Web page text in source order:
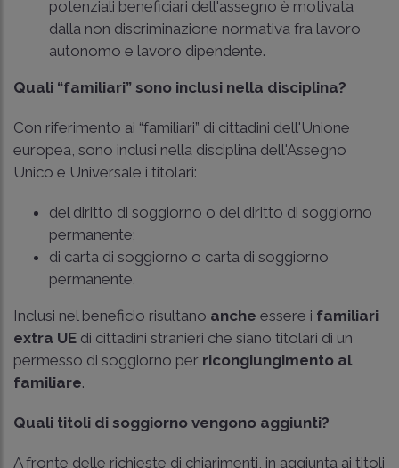
potenziali beneficiari dell'assegno è motivata
dalla non discriminazione normativa fra lavoro
autonomo e lavoro dipendente.
Quali “familiari” sono inclusi nella disciplina?
Con riferimento ai “familiari” di cittadini dell'Unione
europea, sono inclusi nella disciplina dell'Assegno
Unico e Universale i titolari:
del diritto di soggiorno o del diritto di soggiorno
permanente;
di carta di soggiorno o carta di soggiorno
permanente.
Inclusi nel beneficio risultano anche essere i familiari
extra UE di cittadini stranieri che siano titolari di un
permesso di soggiorno per ricongiungimento al
familiare.
Quali titoli di soggiorno vengono aggiunti?
A fronte delle richieste di chiarimenti, in aggiunta ai titoli